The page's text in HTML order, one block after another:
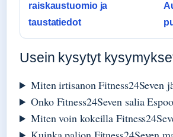
raiskaustuomio ja
taustatiedot
Usein kysytyt
Miten irtisanon Fitness24Seven
Onko Fitness24Seven salia
Miten voin kokeilla